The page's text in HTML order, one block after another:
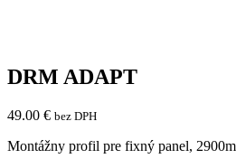
DRM ADAPT
49.00 € bez DPH
Montážny profil pre fixný panel,